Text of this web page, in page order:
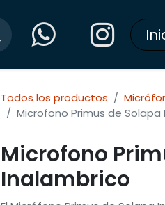
Todos los productos
Microfono Primus de Solapa
Microfono
Inalambrico